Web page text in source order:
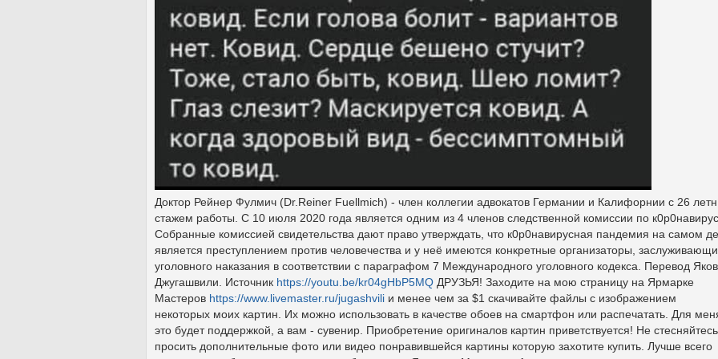
Доктор Рейнер Фулмич (Dr.Reiner Fuellmich) - член коллегии адвокатов Германии и Калифорнии с 26
стажем работы. С 10 июля 2020 года является одним из 4 членов следственной комиссии по
Собранные комиссией свидетельства дают право утверждать, что к0р0навирусная пандемия на самом
является преступлением против человечества и у неё имеются конкретные организаторы,
уголовного наказания в соответствии с параграфом 7 Международного уголовного кодекса. Перевод
Джугашвили. Источник https://youtu.be/kr04gHbP5MQ ДРУЗЬЯ! Заходите на мою страницу на Ярмарке
Мастеров https://www.livemaster.ru/jugashvili и менее чем за $1 cкачивайте файлы с изображением
некоторых моих картин. Их можно использовать в качестве обоев на смартфон или распечатать. Для
это будет поддержкой, а вам - сувенир. Приобретение оригиналов картин приветствуется! Не стесняйтесь
просить дополнительные фото или видео понравившейся картины которую захотите купить. Лучше всего